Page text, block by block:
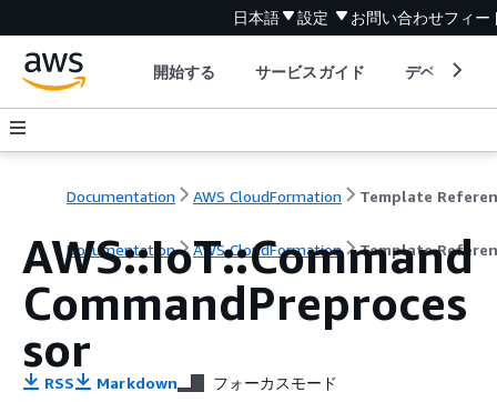
日本語 設定 お問い合わせフィー
開始する サービスガイド デベロッパ
Documentation AWS CloudFormation Template
Documentation AWS CloudFormation Template
AWS::IoT::Command
CommandPreproces
sor
RSS Markdown フォーカスモード